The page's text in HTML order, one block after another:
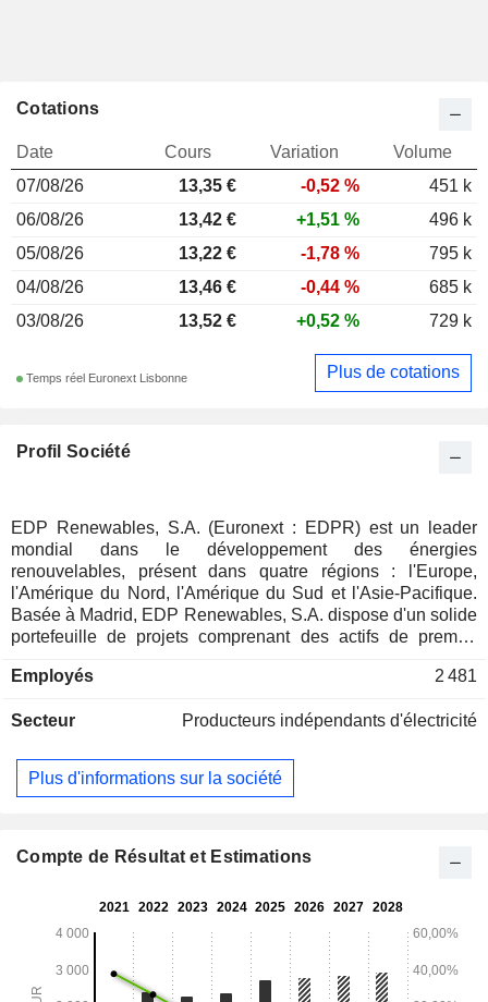
Profil Société
EDP Renewables, S.A. (Euronext : EDPR) est un leader
mondial dans le développement des énergies
renouvelables, présent dans quatre régions : l'Europe,
l'Amérique du Nord, l'Amérique du Sud et l'Asie-Pacifique.
Basée à Madrid, EDP Renewables, S.A. dispose d'un solide
portefeuille de projets comprenant des actifs de premier
le domaine des énergies renouvelables. Ses activités
échelle, l'éolien offshore (via une coentreprise à parts
aux énergies renouvelables, telles que l'hybridation, le
stockage et l'hydrogène vert, avec une puissance installée
services publics verticalement intégrée et le plus grand
Portugal. EDP est une entreprise énergétique mondiale et
de durabilité, figurant dans le S&P Global Sustainability
Yearbook 2026 avec la distinction « Top 5% ».
Employés 2 481
Secteur Producteurs indépendants d'électricité
Plus d'informations sur la société
Cotations
Date Cours Variation
Volume
07/08/26
13,35 € -0,52 %
451 k
06/08/26
13,42 € +1,51 %
496 k
05/08/26
13,22 € -1,78 %
795 k
04/08/26
13,46 € -0,44 %
685 k
03/08/26
13,52 € +0,52 % 729 k
Temps réel Euronext Lisbonne Plus de cotations
Compte de Résultat et Estimations